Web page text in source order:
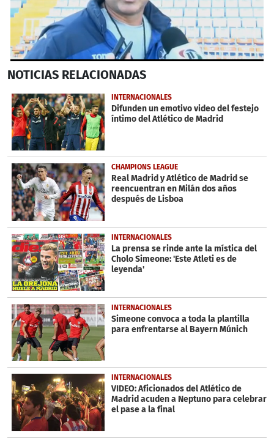
seconds
36
seconds
NOTICIAS RELACIONADAS
INTERNACIONALES
Difunden un emotivo video del festejo
íntimo del Atlético de Madrid
CHAMPIONS LEAGUE
Real Madrid y Atlético de Madrid se
reencuentran en Milán dos años
después de Lisboa
INTERNACIONALES
La prensa se rinde ante la mística del
Cholo Simeone: 'Este Atleti es de
leyenda'
INTERNACIONALES
Simeone convoca a toda la plantilla
para enfrentarse al Bayern Múnich
INTERNACIONALES
VIDEO: Aficionados del Atlético de
Madrid acuden a Neptuno para celebrar
el pase a la final